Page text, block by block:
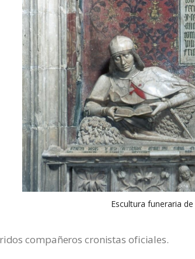
Escultura funeraria
compañeros cronistas oficiales.